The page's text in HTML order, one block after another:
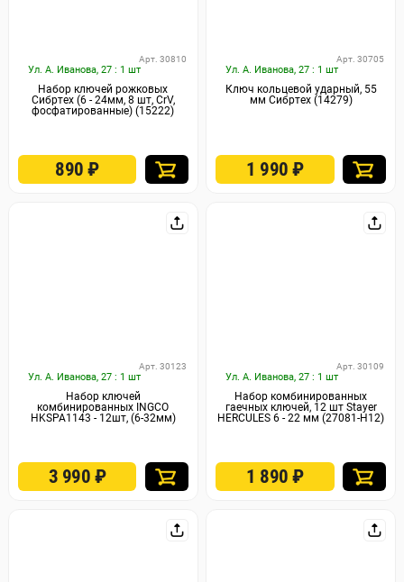
Ул. А. Иванова, 27 : 1 шт
Арт. 30810
Набор ключей рожковых
Сибртех (6 - 24мм, 8 шт, CrV,
фосфатированные) (15222)
890₽
Ул. А. Иванова, 27 : 1 шт
Арт. 30705
Ключ кольцевой ударный, 55
мм Сибртех (14279)
1 990₽
Ул. А. Иванова, 27 : 1 шт
Арт. 30123
Набор ключей
комбинированных INGCO
HKSPA1143 - 12шт, (6-32мм)
3 990 ₽
Ул. А. Иванова, 27 : 1 шт
Арт. 30109
Набор комбинированных
гаечных ключей, 12 шт Stayer
HERCULES 6 - 22 мм (27081-H12)
1 890₽